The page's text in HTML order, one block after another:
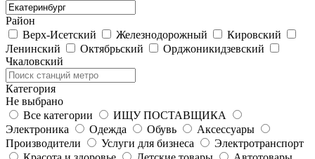
Район
Верх-Исетский
Железнодорожный
Кировский
Ленинский
Октябрьский
Орджоникидзевский
Чкаловский
Категория
Не выбрано
Все категории
ИЩУ ПОСТАВЩИКА
Электроника
Одежда Обувь
Аксессуары
Производители
Услуги для бизнеса
Электротранспорт